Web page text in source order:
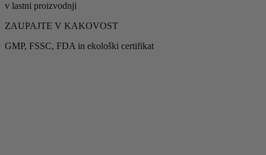
v lastni proizvodnji
ZAUPAJTE V KAKOVOST
GMP, FSSC, FDA in ekološki certifikat